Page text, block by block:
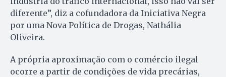
diferente”, diz a cofundadora da Iniciativa Negra
por uma Nova Política de Drogas, Nathália
Oliveira.
A própria aproximação com o comércio ilegal
ocorre a partir de condições de vida precárias,